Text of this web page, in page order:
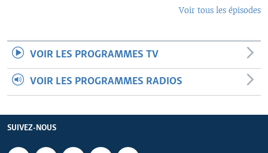
Voir tous les épisodes
VOIR LES PROGRAMMES TV
VOIR LES PROGRAMMES RADIOS
SUIVEZ-NOUS